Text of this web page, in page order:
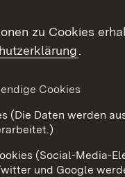
Kontakt
Datenschutz
zu Cookies
.
Cookies
(Die Daten werden
(Social-Media-
und Google